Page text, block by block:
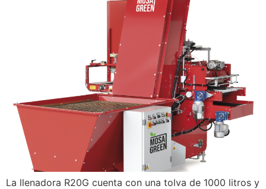
La llenadora R20G cuenta con una tolva de 1000 litros y